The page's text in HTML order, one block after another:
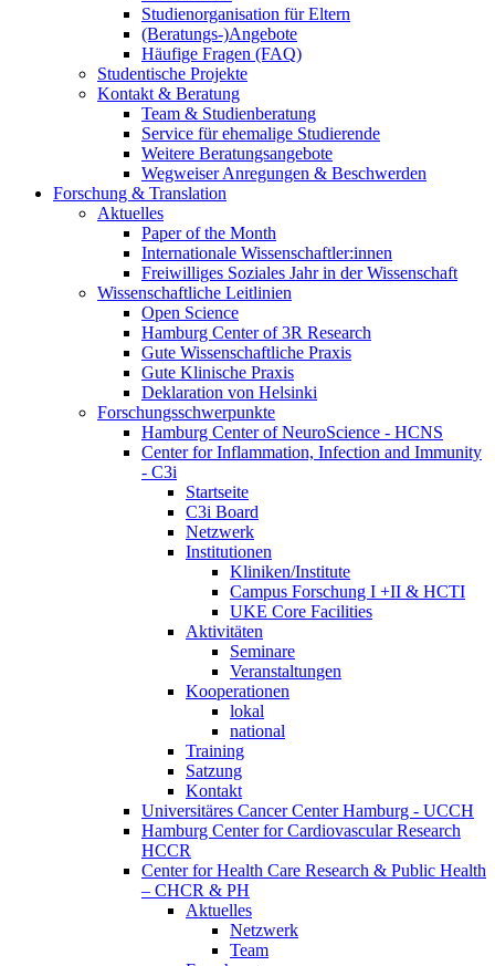
Studienorganisation für Eltern
(Beratungs-)Angebote
Häufige Fragen (FAQ)
Studentische Projekte
Kontakt & Beratung
Team & Studienberatung
Service für ehemalige Studierende
Weitere Beratungsangebote
Wegweiser Anregungen & Beschwerden
Forschung & Translation
Aktuelles
Paper of the Month
Internationale Wissenschaftler:innen
Freiwilliges Soziales Jahr in der Wissenschaft
Wissenschaftliche Leitlinien
Open Science
Hamburg Center of 3R Research
Gute Wissenschaftliche Praxis
Gute Klinische Praxis
Deklaration von Helsinki
Forschungsschwerpunkte
Hamburg Center of NeuroScience - HCNS
Center for Inflammation, Infection and Immunity
- C3i
Startseite
C3i Board
Netzwerk
Institutionen
Kliniken/Institute
Campus Forschung I +II & HCTI
UKE Core Facilities
Aktivitäten
Seminare
Veranstaltungen
Kooperationen
lokal
national
Training
Satzung
Kontakt
Universitäres Cancer Center Hamburg - UCCH
Hamburg Center for Cardiovascular Research
HCCR
Center for Health Care Research & Public Health
– CHCR & PH
Aktuelles
Netzwerk
Team